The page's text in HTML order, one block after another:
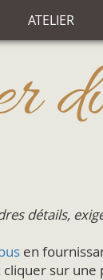
ATELIER
détails,
en
sur